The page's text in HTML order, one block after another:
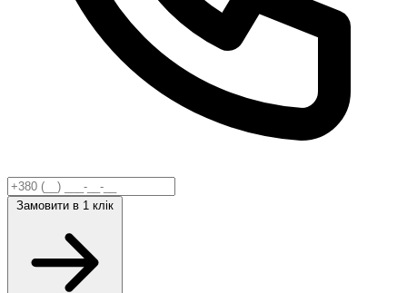
Замовити в 1 клік